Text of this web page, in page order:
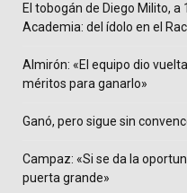
El tobogán de Diego Milito,
Academia: del ídolo en el
Almirón: «El equipo dio
méritos para ganarlo»
Ganó, pero sigue sin
Campaz: «Si se da la
puerta grande»